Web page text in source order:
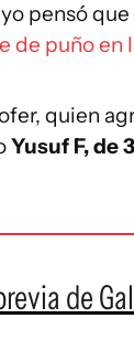
pensó
de puño en
quien
Yusuf F, de
de